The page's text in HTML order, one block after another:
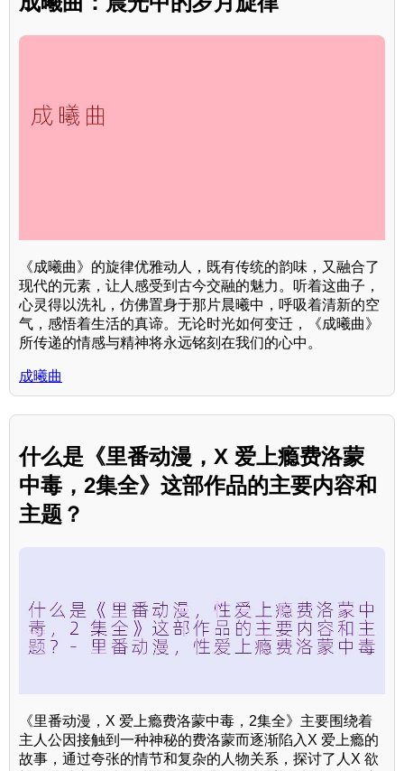
《成曦曲》的旋律优雅动人，既有传统的韵味，又融合了
现代的元素，让人感受到古今交融的魅力。听着这曲子，
心灵得以洗礼，仿佛置身于那片晨曦中，呼吸着清新的空
气，感悟着生活的真谛。无论时光如何变迁，《成曦曲》
所传递的情感与精神将永远铭刻在我们的心中。
成曦曲
什么是《里番动漫，X 爱上瘾费洛蒙
中毒，2集全》这部作品的主要内容和
主题？
《里番动漫，X 爱上瘾费洛蒙中毒，2集全》主要围绕着
主人公因接触到一种神秘的费洛蒙而逐渐陷入X 爱上瘾的
故事，通过夸张的情节和复杂的人物关系，探讨了人X 欲